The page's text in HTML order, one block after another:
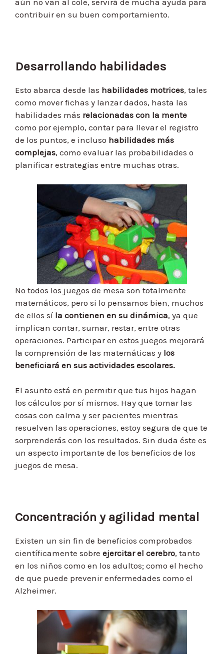
aún no van al cole, servirá de mucha ayuda para
contribuir en su buen comportamiento.
Desarrollando habilidades
Esto abarca desde las habilidades motrices, tales
como mover fichas y lanzar dados, hasta las
habilidades más relacionadas con la mente
como por ejemplo, contar para llevar el registro
de los puntos, e incluso habilidades más
complejas, como evaluar las probabilidades o
planificar estrategias entre muchas otras.
No todos los juegos de mesa son totalmente
matemáticos, pero si lo pensamos bien, muchos
de ellos sí la contienen en su dinámica, ya que
implican contar, sumar, restar, entre otras
operaciones. Participar en estos juegos mejorará
la comprensión de las matemáticas y los
beneficiará en sus actividades escolares.
El asunto está en permitir que tus hijos hagan
los cálculos por sí mismos. Hay que tomar las
cosas con calma y ser pacientes mientras
resuelven las operaciones, estoy segura de que te
sorprenderás con los resultados. Sin duda éste es
un aspecto importante de los beneficios de los
juegos de mesa.
Concentración y agilidad mental
Existen un sin fin de beneficios comprobados
científicamente sobre ejercitar el cerebro, tanto
en los niños como en los adultos; como el hecho
de que puede prevenir enfermedades como el
Alzheimer.